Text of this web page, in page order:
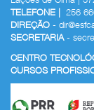
TELEFONE | 256
DIREÇÃO -
SECRETARIA-
CENTRO
CURSOS